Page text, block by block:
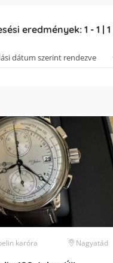
eredmények: 1 - 1 | 1
karóra Nagyatád